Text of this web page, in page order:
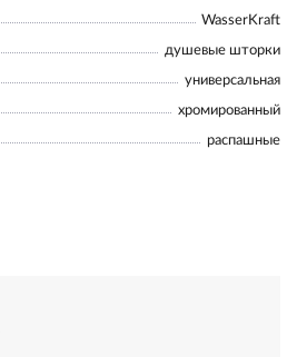
WasserKraft
душевые шторки
универсальная
хромированный
распашные